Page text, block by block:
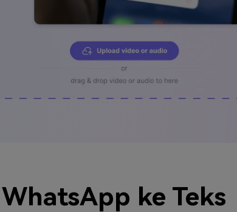
Runway
Find More Solutions >>
ke Teks